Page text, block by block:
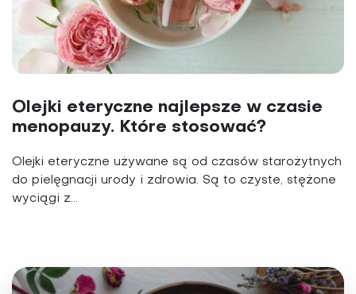
Olejki eteryczne najlepsze w czasie
menopauzy. Które stosować?
Olejki eteryczne używane są od czasów starożytnych
do pielęgnacji urody i zdrowia. Są to czyste, stężone
wyciągi z...